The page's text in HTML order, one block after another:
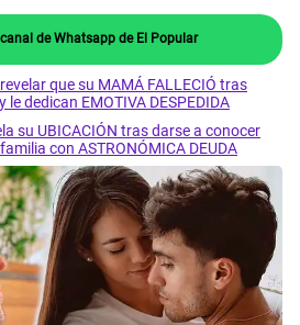
de Whatsapp de El Popular
que su MAMÁ FALLECIÓ tras
dedican EMOTIVA DESPEDIDA
su UBICACIÓN tras darse a conocer
con ASTRONÓMICA DEUDA